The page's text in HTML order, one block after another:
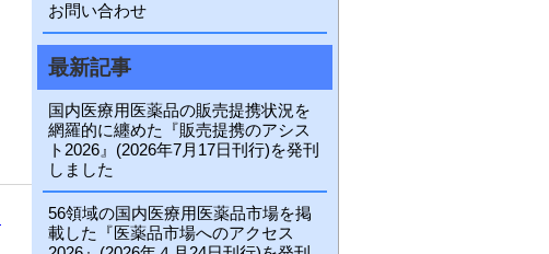
お問い合わせ
最新記事
国内医療用医薬品の販売提携状況を
網羅的に纏めた『販売提携のアシス
ト2026』(2026年7月17日刊行)を発刊
しました
56領域の国内医療用医薬品市場を掲
載した『医薬品市場へのアクセス